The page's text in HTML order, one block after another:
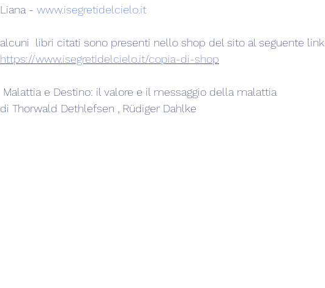
Liana - www.isegretidelcielo.it
alcuni  libri citati sono presenti nello shop del sito al seguente link
https://www.isegretidelcielo.it/copia-di-shop
Malattia e Destino: il valore e il messaggio della malattia
di Thorwald Dethlefsen , Rüdiger Dahlke